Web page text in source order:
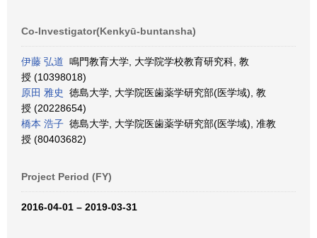
Co-Investigator(Kenkyū-buntansha)
伊藤 弘道 鳴門教育大学, 大学院学校教育研究科, 教
授 (10398018)
原田 雅史
徳島大学, 大学院医歯薬学研究部(医学域), 教
授 (20228654)
橋本 浩子 徳島大学, 大学院医歯薬学研究部(医学域), 准教
授 (80403682)
Project Period (FY)
2016-04-01 – 2019-03-31